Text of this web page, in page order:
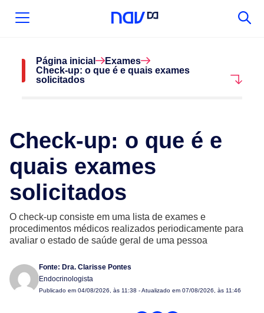
Página inicial
Exames
Check-up: o que é e quais exames
solicitados
Check-up: o que é e
quais exames
solicitados
O check-up consiste em uma lista de exames e
procedimentos médicos realizados periodicamente para
avaliar o estado de saúde geral de uma pessoa
Fonte: Dra. Clarisse Pontes
Endocrinologista
Publicado em 04/08/2026, às 11:38 - Atualizado em 07/08/2026, às 11:46